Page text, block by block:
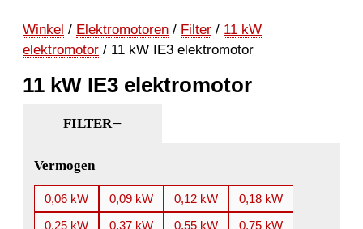
Winkel / Elektromotoren / Filter / 11 kW
elektromotor / 11 kW IE3 elektromotor
11 kW IE3 elektromotor
FILTER
Vermogen
0,06 kW 0,09 kW 0,12 kW
0,18 kW
0,25 kW
0,37 kW 0,55 kW
0,75 kW